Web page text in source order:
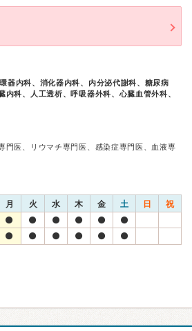
器内科、消化器内科、内分泌代謝科、糖尿病
内科、人工透析、呼吸器外科、心臓血管外科、
門医、リウマチ専門医、感染症専門医、血液専
月 火 水 木 金 土 日 祝